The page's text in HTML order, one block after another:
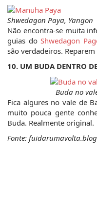
Shwedagon Paya, Yangon
Não encontra-se muita
guias do Shwedagon
são verdadeiros.
10. UM BUDA DENTRO
Buda no
Fica algures no vale de
muito pouca gente
Buda. Realmente original.
Fonte: